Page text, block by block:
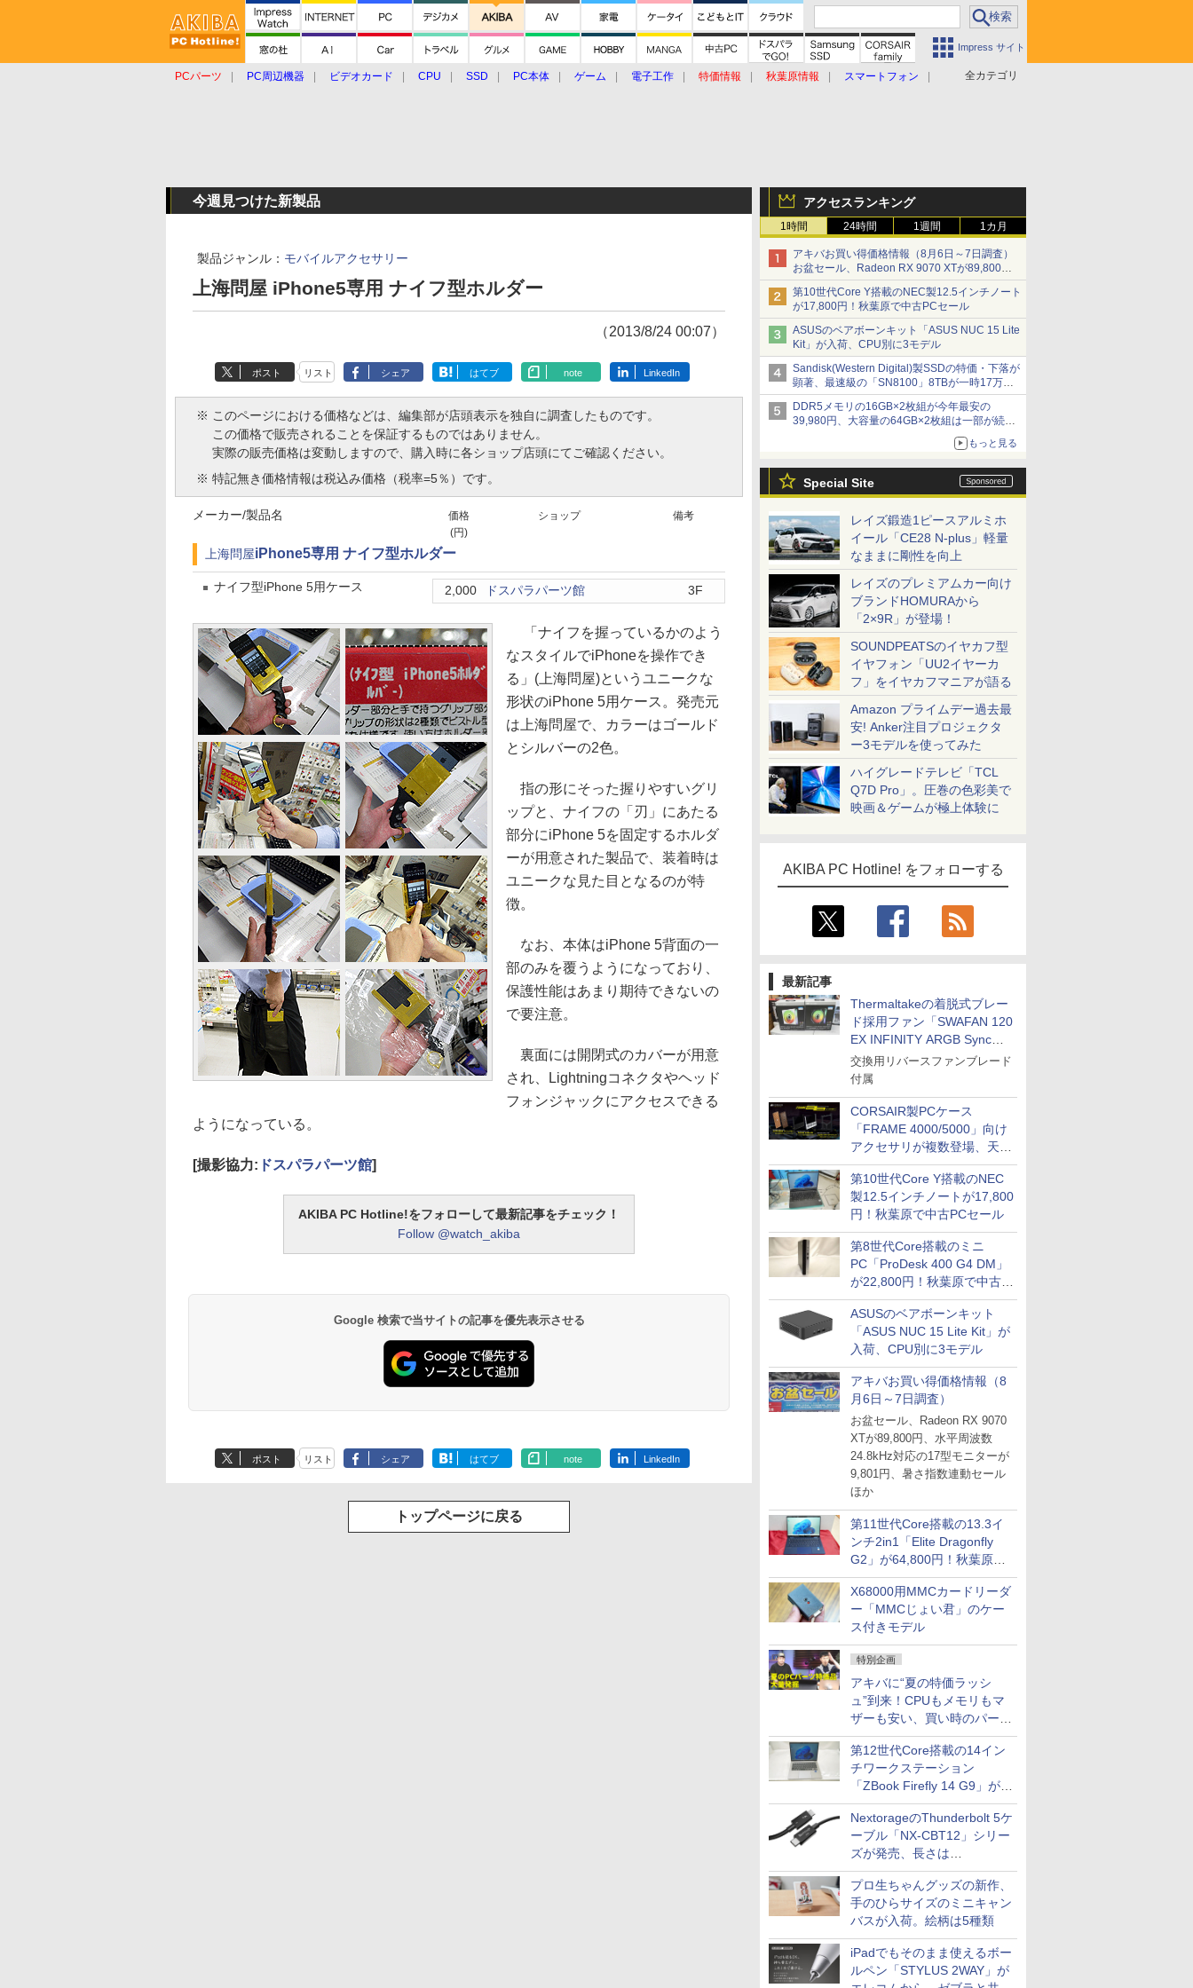
Impress サイト
全カテゴリ
PCパーツ PC周辺機器 ビデオカード CPU SSD PC本体 ゲーム 電子工作 特価情報 秋葉原情報
スマートフォン
アクセスランキング
1時間 24時間 1週間 1カ月
アキバお買い得価格情報（8月6日～7日調査）
お盆セール、Radeon RX 9070 XTが89,800
円、水平周波数24.8kHz対応の17型モニターが
9,801円、暑さ指数連動セール ほか
第10世代Core Y搭載のNEC製12.5インチノート
が17,800円！秋葉原で中古PCセール
ASUSのベアボーンキット「ASUS NUC 15 Lite
Kit」が入荷、CPU別に3モデル
Sandisk(Western Digital)製SSDの特価・下落が
顕著、最速級の「SN8100」8TBが一時17万円
割れ [8月前半のSSD価格]
DDR5メモリの16GB×2枚組が今年最安の
39,980円、大容量の64GB×2枚組は一部が続騰
もっと見る
Special Site
レイズ鍛造1ピースアルミホ
イール「CE28 N-plus」軽量
なままに剛性を向上
レイズのプレミアムカー向け
ブランドHOMURAから
「2×9R」が登場！
SOUNDPEATSのイヤカフ型
イヤフォン「UU2イヤーカ
フ」をイヤカフマニアが語る
Amazon プライムデー過去最
安! Anker注目プロジェクタ
ー3モデルを使ってみた
ハイグレードテレビ「TCL
Q7D Pro」。圧巻の色彩美で
映画＆ゲームが極上体験に
AKIBA PC Hotline! をフォローする
最新記事
Thermaltakeの着脱式ブレー
ド採用ファン「SWAFAN 120
EX INFINITY ARGB Sync」
に単品パッケージ
交換用リバースファンブレード
付属
CORSAIR製PCケース
「FRAME 4000/5000」向け
アクセサリが複数登場、天然
木製パネルや背面コネクタ対
応トレイなど
第10世代Core Y搭載のNEC
製12.5インチノートが17,800
円！秋葉原で中古PCセール
第8世代Core搭載のミニ
PC「ProDesk 400 G4 DM」
が22,800円！秋葉原で中古
PCセール
ASUSのベアボーンキット
「ASUS NUC 15 Lite Kit」が
入荷、CPU別に3モデル
アキバお買い得価格情報（8
月6日～7日調査）
お盆セール、Radeon RX 9070
XTが89,800円、水平周波数
24.8kHz対応の17型モニターが
9,801円、暑さ指数連動セール
ほか
第11世代Core搭載の13.3イ
ンチ2in1「Elite Dragonfly
G2」が64,800円！秋葉原で
中古PCセール
X68000用MMCカードリーダ
ー「MMCじょい君」のケー
ス付きモデル
特別企画
アキバに“夏の特価ラッシ
ュ”到来！CPUもメモリもマ
ザーも安い、買い時のパーツ
は？【8月7日(金)22時配信】
第12世代Core搭載の14イン
チワークステーション
「ZBook Firefly 14 G9」が
79,800円！秋葉原で中古PC
セール
NextorageのThunderbolt 5ケ
ーブル「NX-CBT12」シリー
ズが発売、長さは
30cm/50cm/1mの3種類
プロ生ちゃんグッズの新作、
手のひらサイズのミニキャン
バスが入荷。絵柄は5種類
iPadでもそのまま使えるボー
ルペン「STYLUS 2WAY」が
今週見つけた新製品
製品ジャンル： モバイルアクセサリー
上海問屋 iPhone5専用 ナイフ型ホルダー
（2013/8/24 00:07）
ポスト リスト シェア はてブ note LinkedIn
※ このページにおける価格などは、編集部が店頭表示を独自に調査したものです。
この価格で販売されることを保証するものではありません。
実際の販売価格は変動しますので、購入時に各ショップ店頭にてご確認ください。
※ 特記無き価格情報は税込み価格（税率=5％）です。
価格
(円)
ショップ 備考
メーカー/製品名
上海問屋iPhone5専用 ナイフ型ホルダー
ナイフ型iPhone 5用ケース 2,000 ドスパラパーツ館 3F
「ナイフを握っているかのよう
なスタイルでiPhoneを操作でき
る」(上海問屋)というユニークな
形状のiPhone 5用ケース。発売元
は上海問屋で、カラーはゴールド
とシルバーの2色。
指の形にそった握りやすいグリ
ップと、ナイフの「刃」にあたる
部分にiPhone 5を固定するホルダ
ーが用意された製品で、装着時は
ユニークな見た目となるのが特
徴。
なお、本体はiPhone 5背面の一
部のみを覆うようになっており、
保護性能はあまり期待できないの
で要注意。
裏面には開閉式のカバーが用意
され、Lightningコネクタやヘッド
フォンジャックにアクセスできる
ようになっている。
[撮影協力: ドスパラパーツ館]
AKIBA PC Hotline!をフォローして最新記事をチェック！
Follow @watch_akiba
Google 検索で当サイトの記事を優先表示させる
ポスト リスト シェア はてブ note LinkedIn
トップページに戻る